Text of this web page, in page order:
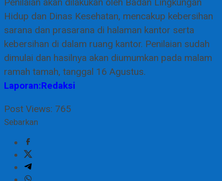
Hidup dan Dinas Kesehatan, mencakup kebersihan
sarana dan prasarana di halaman kantor serta
kebersihan di dalam ruang kantor. Penilaian sudah
dimulai dan hasilnya akan diumumkan pada malam
ramah tamah, tanggal 16 Agustus.
Laporan:Redaksi
Post Views: 765
Sebarkan